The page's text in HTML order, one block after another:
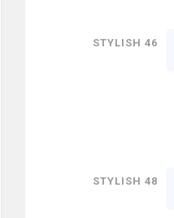
Stylish 46
Stylish 48